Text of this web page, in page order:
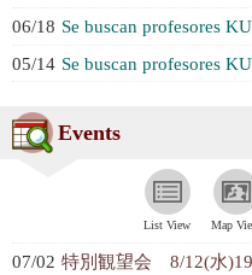
06/18 Se buscan profesores KUMON ！
05/14 Se buscan profesores KUMON ！
Events
List View Map
07/02 特別観望会 8/12(水